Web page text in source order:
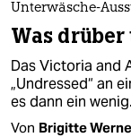
Unterwäsche-
Was
Das Victoria and
„Undressed“ an
es dann ein wenig.
Von Brigitte